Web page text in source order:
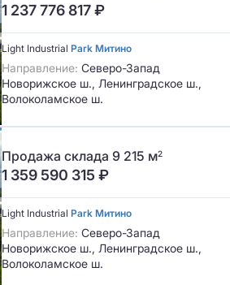
1 237 776 817₽
Light Industrial Park Митино
Направление: Северо-Запад
Новорижское ш., Ленинградское ш.,
Волоколамское ш.
Продажа склада 9 215 м2
1 359 590 315 ₽
Light Industrial Park Митино
Направление: Северо-Запад
Новорижское ш., Ленинградское ш.,
Волоколамское ш.